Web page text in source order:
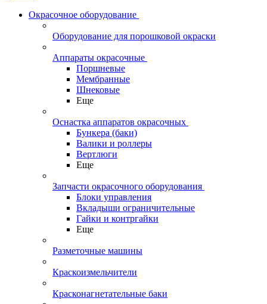
Окрасочное оборудование
Оборудование для порошковой окраски
Аппараты окрасочные
Поршневые
Мембранные
Шнековые
Еще
Оснастка аппаратов окрасочных
Бункера (баки)
Валики и роллеры
Вертлюги
Еще
Запчасти окрасочного оборудования
Блоки управления
Вкладыши ограничительные
Гайки и контргайки
Еще
Разметочные машины
Краскоизмельчители
Красконагнетательные баки